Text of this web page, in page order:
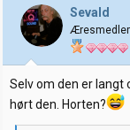
j
o
n
e
r
Sevald
Selv om den er langt
hørt den. Horten?